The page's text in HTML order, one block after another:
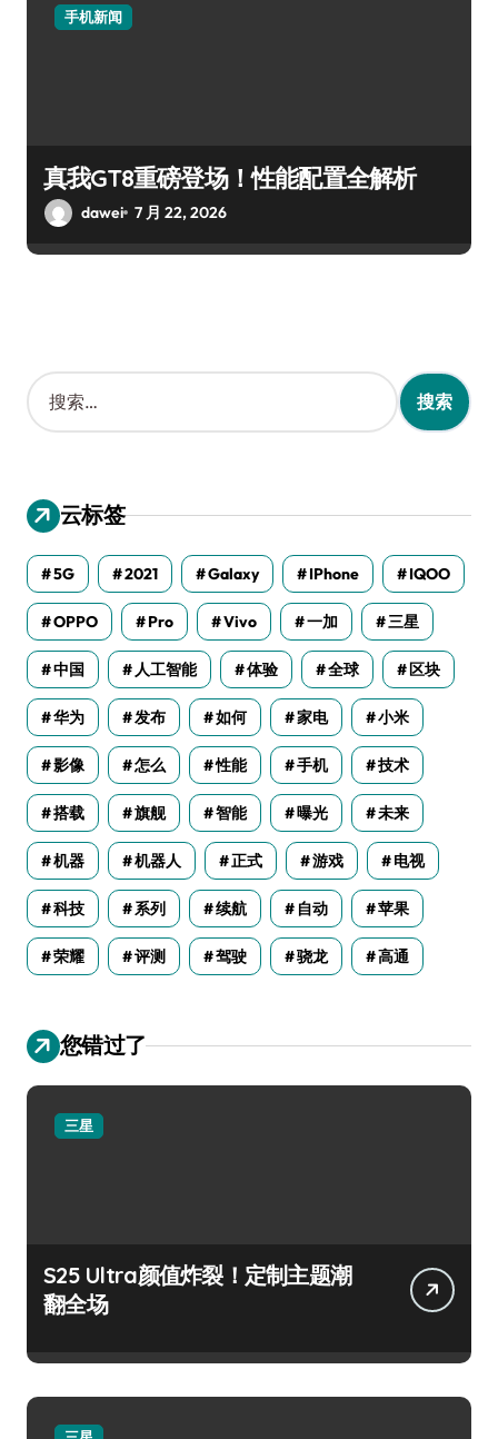
手机新闻
真我GT8重磅登场！性能配置全解析
dawei 7 月 22, 2026
搜
索
：
云标签
5G 2021 Galaxy IPhone IQOO
OPPO Pro Vivo 一加 三星
中国 人工智能 体验 全球 区块
华为 发布 如何 家电 小米
影像 怎么 性能 手机 技术
搭载 旗舰 智能 曝光 未来
机器 机器人 正式 游戏 电视
科技 系列 续航 自动 苹果
荣耀 评测 驾驶 骁龙 高通
您错过了
三星
S25 Ultra颜值炸裂！定制主题潮
翻全场